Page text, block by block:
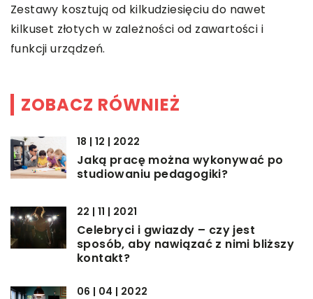
Zestawy kosztują od kilkudziesięciu do nawet
kilkuset złotych w zależności od zawartości i
funkcji urządzeń.
ZOBACZ RÓWNIEŻ
18 | 12 | 2022
Jaką pracę można wykonywać po
studiowaniu pedagogiki?
22 | 11 | 2021
Celebryci i gwiazdy – czy jest
sposób, aby nawiązać z nimi bliższy
kontakt?
06 | 04 | 2022